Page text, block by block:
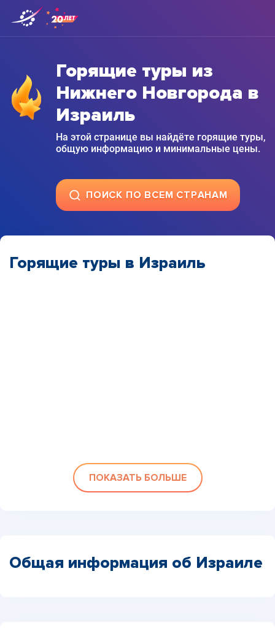
Горящие туры из
Нижнего Новгорода в
Израиль
На этой странице вы найдёте горящие туры,
общую информацию и минимальные цены.
ПОИСК ПО ВСЕМ СТРАНАМ
Горящие туры в Израиль
ПОКАЗАТЬ БОЛЬШЕ
Общая информация об Израиле